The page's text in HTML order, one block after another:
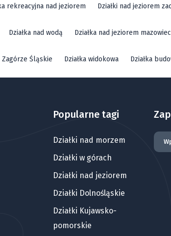
rekreacyjna nad jeziorem Działki nad jeziorem
Działka nad wodą Działka nad jeziorem
Zagórze Śląskie Działka widokowa Działka
Popularne tagi
Działki nad morzem
Działki w górach
Działki nad jeziorem
Działki Dolnośląskie
Działki Kujawsko-
pomorskie